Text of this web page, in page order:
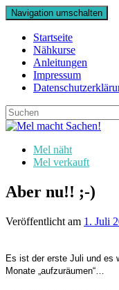
Navigation umschalten
Startseite
Nähkurse
Anleitungen
Impressum
Mel näht
Mel verkauft
Aber nu!! ;-)
Veröffentlicht am 1. Juli
Es ist der erste Juli und es
Monate „aufzuräumen“…